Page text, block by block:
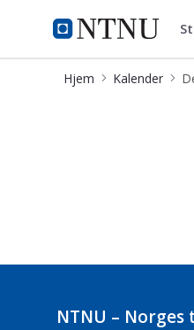
NTNU Hjemmeside
Kalender
Hjem Kalender
NTNU –